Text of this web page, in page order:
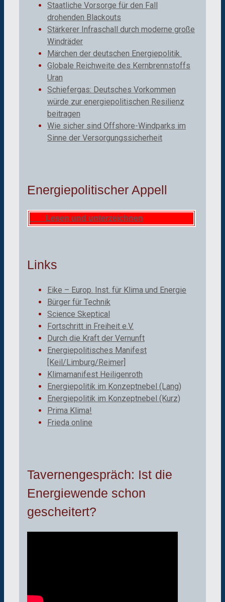
Staatliche Vorsorge für den Fall
drohenden Blackouts
Stärkerer Infraschall durch moderne große
Windräder
Märchen der deutschen Energiepolitik
Globale Reichweite des Kernbrennstoffs
Uran
Schiefergas: Deutsches Vorkommen
würde zur energiepolitischen Resilienz
beitragen
Wie sicher sind Offshore-Windparks im
Sinne der Versorgungssicherheit
Energiepolitischer Appell
Lesen und unterzeichnen
Links
Eike – Europ. Inst. für Klima und Energie
Bürger für Technik
Science Skeptical
Fortschritt in Freiheit e.V.
Durch die Kraft der Vernunft
Energiepolitisches Manifest
[Keil/Limburg/Reimer]
Klimamanifest Heiligenroth
Energiepolitik im Konzeptnebel (Lang)
Energiepolitik im Konzeptnebel (Kurz)
Prima Klima!
Frieda online
Tavernengespräch: Ist die
Energiewende schon
gescheitert?